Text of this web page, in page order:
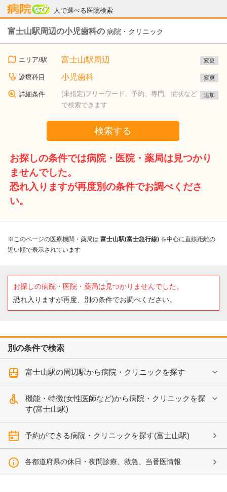
人で選べる医院検索
病院なび
富士山駅周辺の小児歯科の 病院・クリニック
エリア/駅 富士山駅周辺 変更
診療科目 小児歯科 変更
詳細条件
(未指定)フリーワード、予約、専門、症状など
で検索できます
追加
検索する
お探しの条件では病院・医院・薬局は見つかり
ませんでした。
恐れ入りますが再度別の条件でお調べくださ
い。
※このページの医療機関・薬局は 富士山駅(富士急行線) を中心に直線距離の
近い順で表示されています
お探しの病院・医院・薬局は見つかりませんでした。
恐れ入りますが再度、別の条件でお調べください。
別の条件で検索
富士山駅の周辺駅から病院・クリニックを探す
機能・特徴(女性医師など)から病院・クリニックを探
す(富士山駅)
予約ができる病院・クリニックを探す(富士山駅)
各都道府県の休日・夜間診療、救急、当番医情報